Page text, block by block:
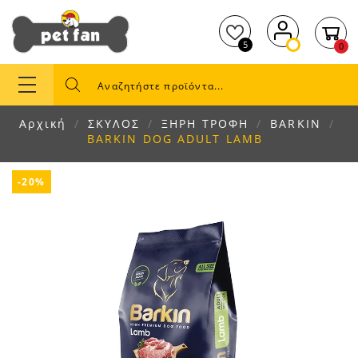
5 0
Αρχική ΣΚΥΛΟΣ ΞΗΡΗ ΤΡΟΦΗ
BARKIN
BARKIN DOG ADULT LAMB
-20%